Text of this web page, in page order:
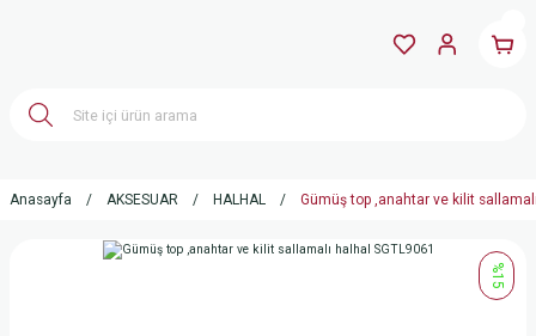
Anasayfa AKSESUAR HALHAL Gümüş top ,anahtar ve kilit
%15